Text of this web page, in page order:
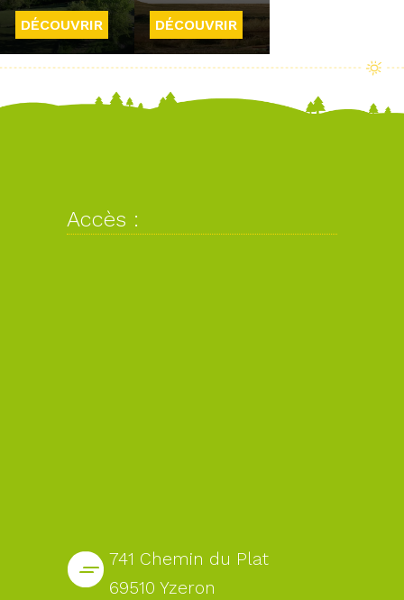
DÉCOUVRIR DÉCOUVRIR
Accès :
741 Chemin du Plat
69510 Yzeron